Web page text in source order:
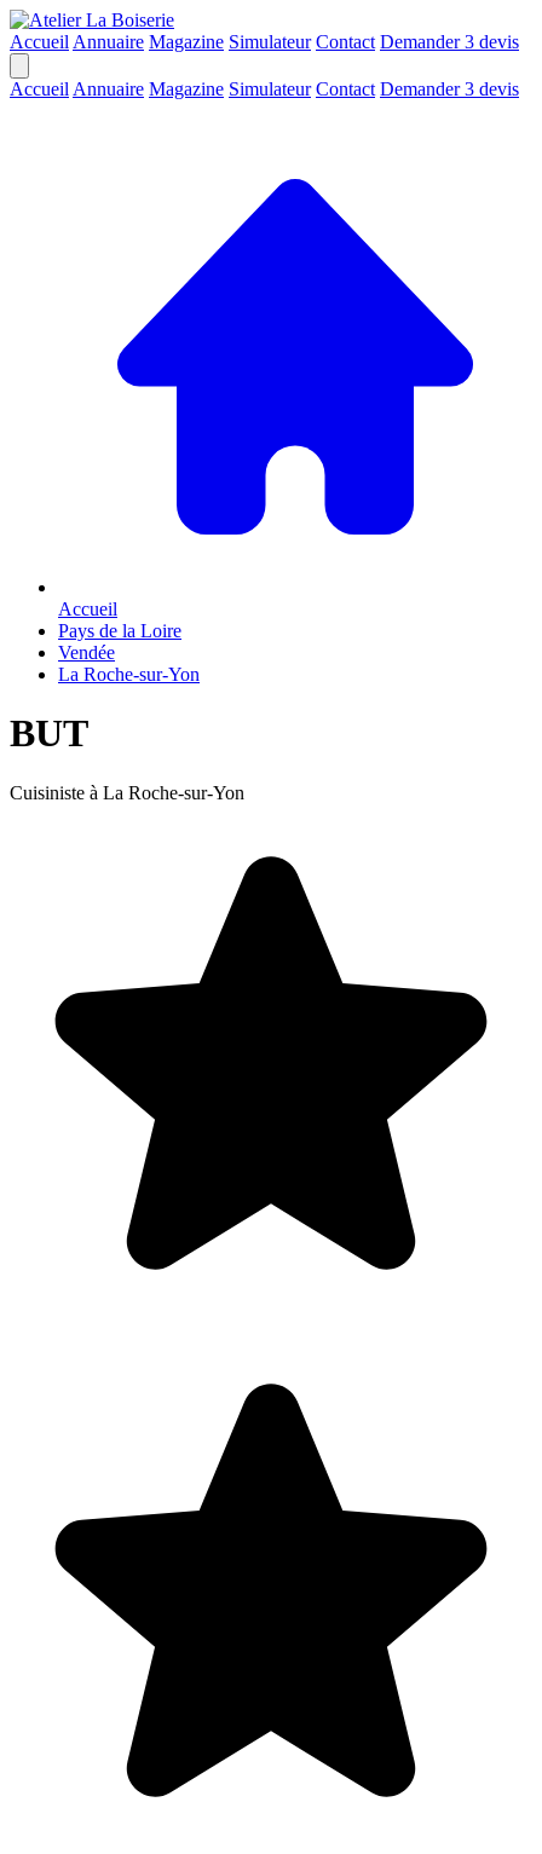
Accueil Annuaire Magazine Simulateur Contact Demander 3 devis
Accueil Annuaire Magazine Simulateur Contact Demander 3 devis
Accueil
Pays de la Loire
Vendée
La Roche-sur-Yon
BUT
Cuisiniste à La Roche-sur-Yon